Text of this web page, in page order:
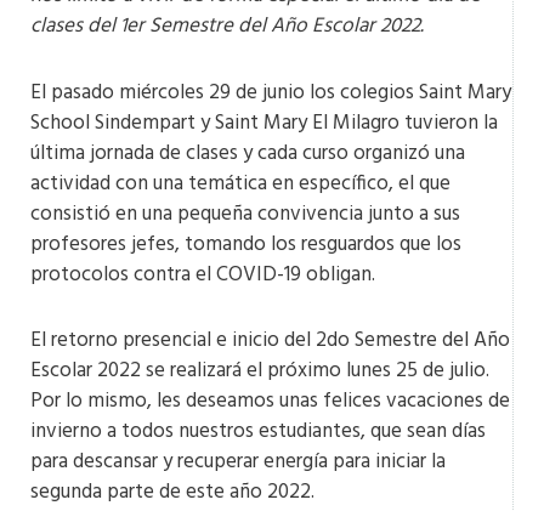
clases del 1er Semestre del Año Escolar 2022.
El pasado miércoles 29 de junio los colegios Saint Mary
School Sindempart y Saint Mary El Milagro tuvieron la
última jornada de clases y cada curso organizó una
actividad con una temática en específico, el que
consistió en una pequeña convivencia junto a sus
profesores jefes, tomando los resguardos que los
protocolos contra el COVID-19 obligan.
El retorno presencial e inicio del 2do Semestre del Año
Escolar 2022 se realizará el próximo lunes 25 de julio.
Por lo mismo, les deseamos unas felices vacaciones de
invierno a todos nuestros estudiantes, que sean días
para descansar y recuperar energía para iniciar la
segunda parte de este año 2022.